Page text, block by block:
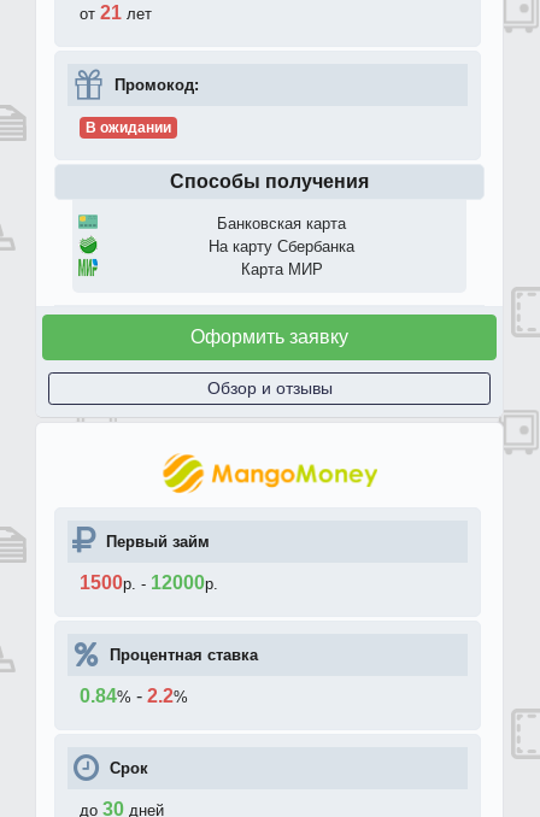
от 21 лет
Промокод:
В ожидании
Способы получения
Банковская карта
На карту Сбербанка
Карта МИР
Оформить заявку
Обзор и отзывы
Первый займ
1500р. - 12000р.
Процентная ставка
0.84% - 2.2%
Срок
до 30 дней